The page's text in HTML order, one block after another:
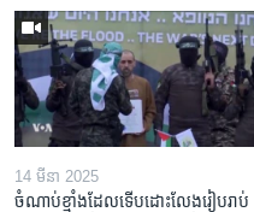
14 មីនា 2025
ចំណាប់ខ្មាំង​ដែល​ទើប​ដោះលែង​រៀបរាប់​